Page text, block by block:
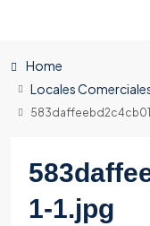
Home
Locales
1-1.jpg